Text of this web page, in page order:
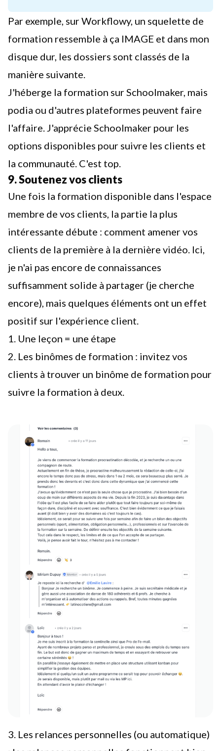
Par exemple, sur Workflowy, un squelette de
formation ressemble à ça IMAGE et dans mon
disque dur, les dossiers sont classés de la
manière suivante.
J'héberge la formation sur Schoolmaker, mais
podia ou d'autres plateformes peuvent faire
l'affaire. J'apprécie Schoolmaker pour les
options disponibles pour suivre les clients et
la communauté. C'est top.
9. Soutenez vos clients
Une fois la formation disponible dans l'espace
membre de vos clients, la partie la plus
intéressante débute : comment amener vos
clients de la première à la dernière vidéo. Ici,
je n'ai pas encore de connaissances
suffisamment solide à partager (je cherche
encore), mais quelques éléments ont un effet
positif sur l'expérience client.
1. Une leçon = une étape
2. Les binômes de formation : invitez vos
clients à trouver un binôme de formation pour
suivre la formation à deux.
3. Les relances personnelles (ou automatique)